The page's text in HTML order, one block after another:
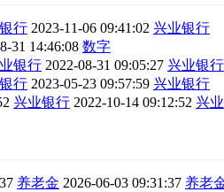
行 2023-11-06 09:41:02 兴业银行
31 14:46:08 数字
银行 2022-08-31 09:05:27 兴业银行
行 2023-05-23 09:57:59 兴业银行
兴业银行 2022-10-14 09:12:52 兴
养老金 2026-06-03 09:31:37 养老